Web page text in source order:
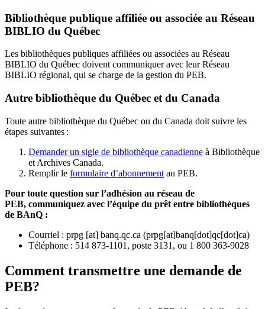
Bibliothèque publique affiliée ou associée au Réseau
BIBLIO du Québec
Les bibliothèques publiques affiliées ou associées au Réseau
BIBLIO du Québec doivent communiquer avec leur Réseau
BIBLIO régional, qui se charge de la gestion du PEB.
Autre bibliothèque du Québec et du Canada
Toute autre bibliothèque du Québec ou du Canada doit suivre les
étapes suivantes :
Demander un sigle de bibliothèque canadienne à Bibliothèque
et Archives Canada.
Remplir le formulaire d’abonnement au PEB.
Pour toute question sur l’adhésion au réseau de
PEB, communiquez avec l’équipe du prêt entre bibliothèques
de BAnQ :
Courriel : prpg [at] banq.qc.ca (prpg[at]banq[dot]qc[dot]ca)
Téléphone : 514 873-1101, poste 3131, ou 1 800 363-9028
Comment transmettre une demande de
PEB?